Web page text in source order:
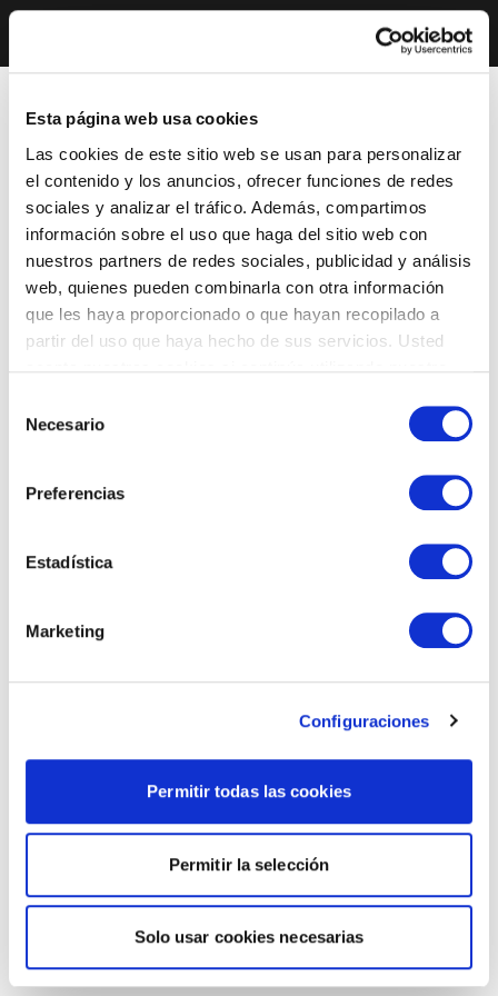
Esta página web usa cookies
Las cookies de este sitio web se usan para personalizar
el contenido y los anuncios, ofrecer funciones de redes
sociales y analizar el tráfico. Además, compartimos
información sobre el uso que haga del sitio web con
nuestros partners de redes sociales, publicidad y análisis
web, quienes pueden combinarla con otra información
que les haya proporcionado o que hayan recopilado a
partir del uso que haya hecho de sus servicios. Usted
Necesario
Preferencias
Estadística
Marketing
Configuraciones
Permitir todas las cookies
Permitir la selección
Solo usar cookies necesarias